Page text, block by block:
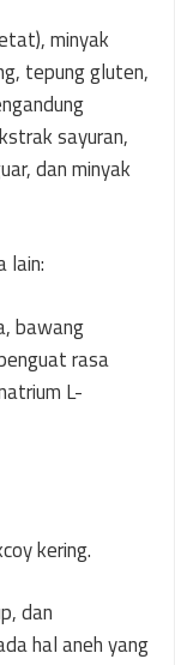
minyak
tepung gluten,
sayuran,
dan minyak
lain:
bawang
rasa
L-
kering.
dan
hal aneh yang